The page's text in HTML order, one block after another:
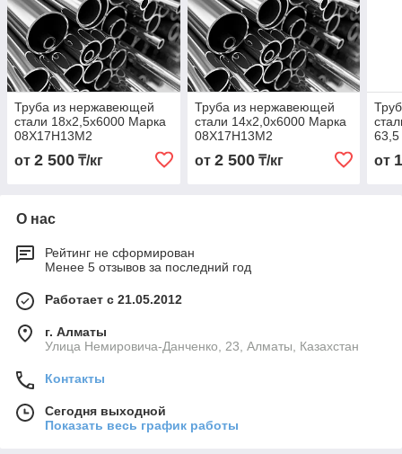
Труба из нержавеющей
стали 18х2,5х6000 Марка
08Х17Н13М2
от 2 500 ₸/кг
Труба из нержавеющей
стали 14х2,0х6000 Марка
08Х17Н13М2
от 2 500₸/кг от
О нас
Рейтинг не сформирован
Менее 5 отзывов за последний год
Работает с 21.05.2012
г. Алматы
Улица Немировича-Данченко, 23, Алматы, Казахстан
Контакты
Сегодня выходной
Показать весь график работы